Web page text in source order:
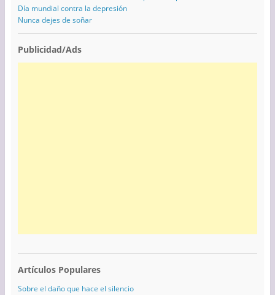
Día mundial contra la depresión
Nunca dejes de soñar
Publicidad/Ads
Artículos Populares
Sobre el daño que hace el silencio